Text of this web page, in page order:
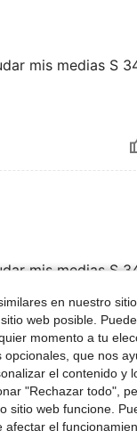
mis medias S
mis medias S
en nuestro
web posible.
momento a tu
que nos
el contenido y
"Rechazar todo",
sitio web funcione.
el